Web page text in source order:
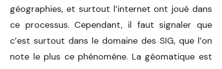
géographies, et surtout l’internet ont joué dans
ce processus. Cependant, il faut signaler que
c’est surtout dans le domaine des SIG, que l’on
note le plus ce phénomène. La géomatique est